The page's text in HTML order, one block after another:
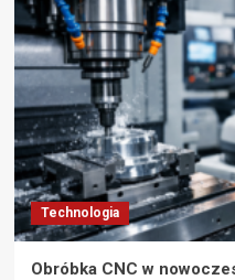
Technologia
Obróbka CNC w